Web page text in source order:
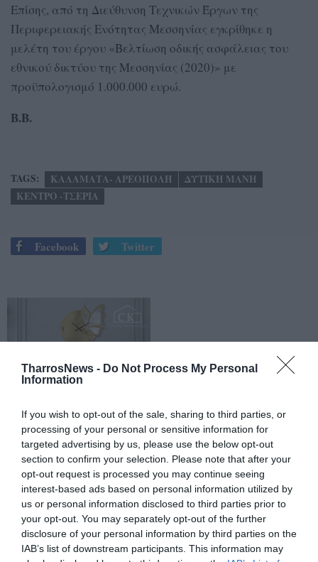
TharrosNews - Do Not Process My Personal
Information
If you wish to opt-out of the sale, sharing to third parties, or
processing of your personal or sensitive information for
targeted advertising by us, please use the below opt-out
section to confirm your selection. Please note that after your
opt-out request is processed you may continue seeing
interest-based ads based on personal information utilized by
us or personal information disclosed to third parties prior to
your opt-out. You may separately opt-out of the further
disclosure of your personal information by third parties on the
IAB’s list of downstream participants. This information may
Επίσης, από τη Διεύθυνση Τεχνικών Έργων της
Περιφερειακής Ενότητας Μεσσηνίας εγκρίθηκε η
μελέτη του έργου «Βελτίωση οδικής ασφάλειας του
εθνικού δικτύου της Μεσσηνίας (2020)» με
προϋπολογισμό 1.000.000 ευρώ.
Β.Β.
TAGS: ΚΑΛΑΜΑΤΑ- ΑΡΕΟΠΟΛΗ
ΔΥΤΙΚΗ ΜΑΝΗ
ΚΕΝΤΡΟ -ΤΣΕΡΙΑ
Facebook Twitter